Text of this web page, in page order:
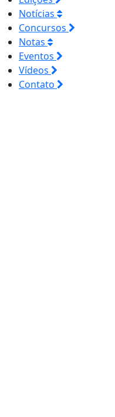
Notícias
Concursos
Notas
Eventos
Vídeos
Contato